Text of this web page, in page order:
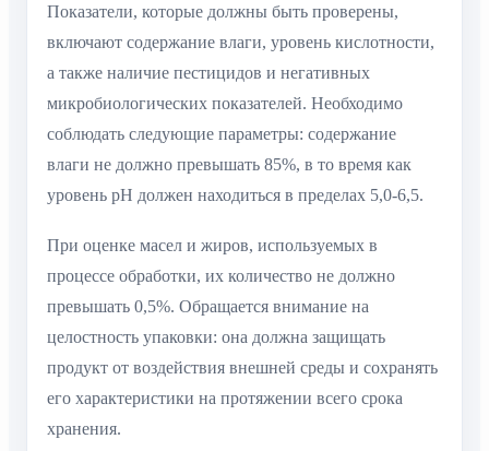
Показатели, которые должны быть проверены,
включают содержание влаги, уровень кислотности,
а также наличие пестицидов и негативных
микробиологических показателей. Необходимо
соблюдать следующие параметры: содержание
влаги не должно превышать 85%, в то время как
уровень pH должен находиться в пределах 5,0-6,5.
При оценке масел и жиров, используемых в
процессе обработки, их количество не должно
превышать 0,5%. Обращается внимание на
целостность упаковки: она должна защищать
продукт от воздействия внешней среды и сохранять
его характеристики на протяжении всего срока
хранения.